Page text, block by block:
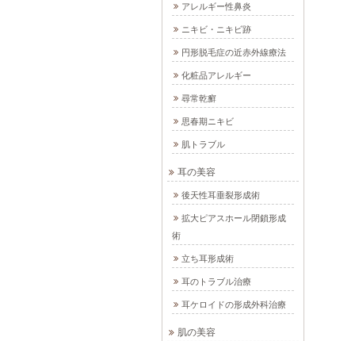
アレルギー性鼻炎
ニキビ・ニキビ跡
円形脱毛症の近赤外線療法
化粧品アレルギー
尋常乾癬
思春期ニキビ
肌トラブル
耳の美容
後天性耳垂裂形成術
拡大ピアスホール閉鎖形成
術
立ち耳形成術
耳のトラブル治療
耳ケロイドの形成外科治療
肌の美容